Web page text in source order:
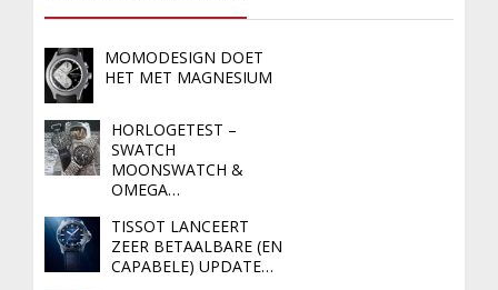
MOMODESIGN DOET
HET MET MAGNESIUM
HORLOGETEST –
SWATCH
MOONSWATCH &
OMEGA…
TISSOT LANCEERT
ZEER BETAALBARE (EN
CAPABELE) UPDATE…